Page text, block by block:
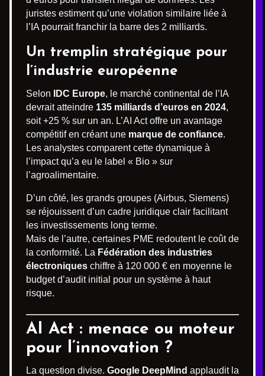
juristes estiment qu’une violation similaire liée à
l’IA pourrait franchir la barre des 2 milliards.
Un tremplin stratégique pour
l’industrie européenne
Selon IDC Europe, le marché continental de l’IA
devrait atteindre 135 milliards d’euros en 2024,
soit +25 % sur un an. L’AI Act offre un avantage
compétitif en créant une marque de confiance.
Les analystes comparent cette dynamique à
l’impact qu’a eu le label « Bio » sur
l’agroalimentaire.
D’un côté, les grands groupes (Airbus, Siemens)
se réjouissent d’un cadre juridique clair facilitant
les investissements long terme.
Mais de l’autre, certaines PME redoutent le coût de
la conformité. La Fédération des industries
électroniques chiffre à 120 000 € en moyenne le
budget d’audit initial pour un système à haut
risque.
AI Act : menace ou moteur
pour l’innovation ?
La question divise. Google DeepMind applaudit la